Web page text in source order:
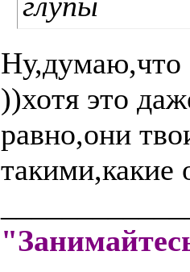
Ну,думаю,что
))хотя это
равно,они
такими,какие